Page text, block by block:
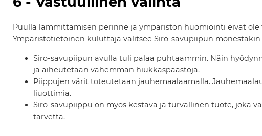
Puulla lämmittämisen perinne ja ympäristön huomiointi eivät ole
Ympäristötietoinen kuluttaja valitsee Siro-savupiipun monestakin
Siro-savupiipun avulla tuli palaa puhtaammin. Näin
ja aiheutetaan vähemmän hiukkaspäästöjä.
Piippujen värit toteutetaan jauhemaalaamalla.
liuottimia.
Siro-savupiippu on myös kestävä ja turvallinen tuote, joka
tarvetta.